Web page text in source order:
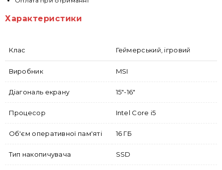
Характеристики
Клас Геймерський, ігровий
Виробник MSI
Діагональ екрану 15"-16"
Процесор Intel Core i5
Об'єм оперативної пам'яті 16 ГБ
Тип накопичувача SSD